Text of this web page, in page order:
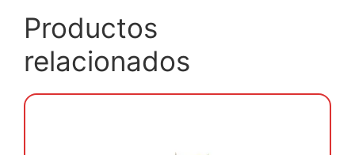
Productos
relacionados